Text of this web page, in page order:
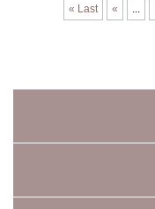
...
»
Last »